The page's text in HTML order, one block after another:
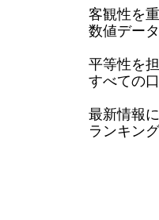
客観性を
数値デー
平等性を
すべての
最新情報
ランキン